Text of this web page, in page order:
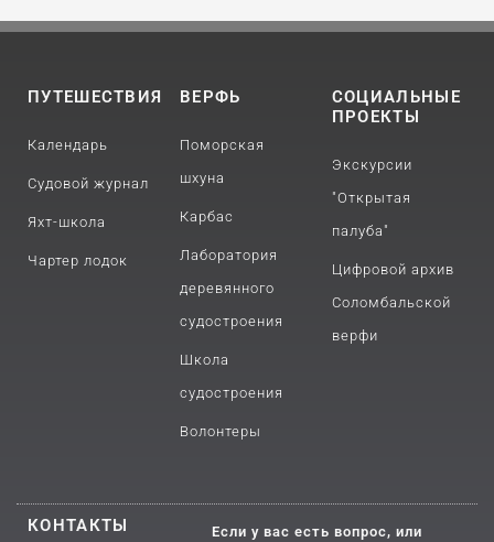
ПУТЕШЕСТВИЯ
Календарь
Судовой журнал
Яхт-школа
Чартер лодок
ВЕРФЬ
Поморская
шхуна
Карбас
Лаборатория
деревянного
судостроения
Школа
судостроения
Волонтеры
СОЦИАЛЬНЫЕ
ПРОЕКТЫ
Экскурсии
"Открытая
палуба"
Цифровой архив
Соломбальской
верфи
КОНТАКТЫ Если у вас есть вопрос, или